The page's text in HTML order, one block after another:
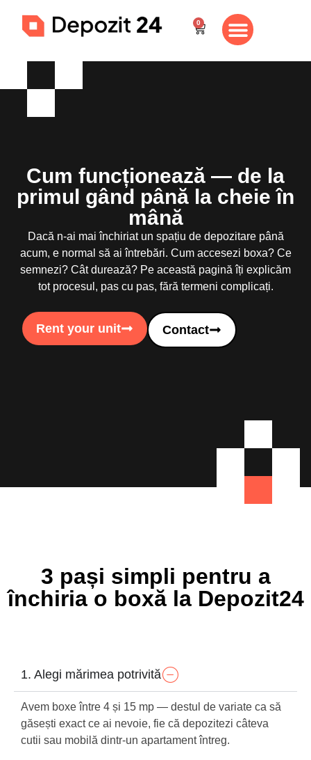
0
Cum funcționează — de la
primul gând până la cheie în
mână
Dacă n-ai mai închiriat un spațiu de depozitare până
acum, e normal să ai întrebări. Cum accesezi boxa? Ce
semnezi? Cât durează? Pe această pagină îți explicăm
tot procesul, pas cu pas, fără termeni complicați.
Rent your unit Contact
3 pași simpli pentru a
închiria o boxă la Depozit24
1. Alegi mărimea potrivită
Avem boxe între 4 și 15 mp — destul de variate ca să
găsești exact ce ai nevoie, fie că depozitezi câteva
cutii sau mobilă dintr-un apartament întreg.